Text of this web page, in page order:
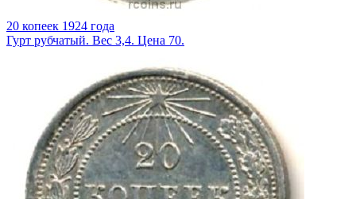
20 копеек 1924 года
Гурт рубчатый. Вес 3,4. Цена 70.